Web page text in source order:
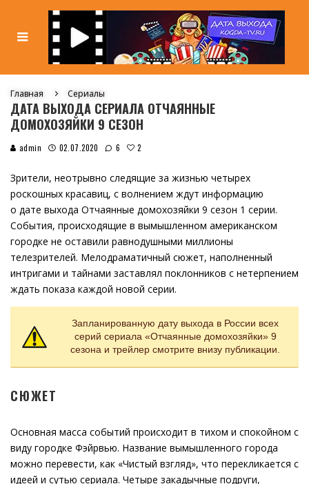
Главная Сериалы
ДАТА ВЫХОДА СЕРИАЛА ОТЧАЯННЫЕ
ДОМОХОЗЯЙКИ 9 СЕЗОН
admin 02.07.2020 6 2
Зрители, неотрывно следящие за жизнью четырех
роскошных красавиц, с волнением ждут информацию
о дате выхода Отчаянные домохозяйки 9 сезон 1 серии.
События, происходящие в вымышленном американском
городке не оставили равнодушными миллионы
телезрителей. Мелодраматичный сюжет, наполненный
интригами и тайнами заставлял поклонников с нетерпением
ждать показа каждой новой серии.
Запланированную дату выхода в России всех
серий сериала «Отчаянные домохозяйки» 9
сезона и трейлер смотрите внизу публикации.
СЮЖЕТ
Основная масса событий происходит в тихом и спокойном с
виду городке Фэйрвью. Название вымышленного города
можно перевести, как «Чистый взгляд», что перекликается с
идеей и сутью сериала. Четыре закадычные подруги,